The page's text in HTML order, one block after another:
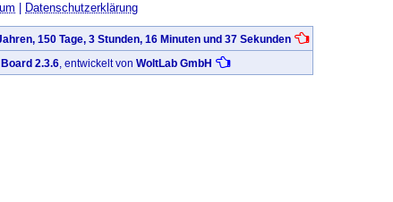
Datenschutzerklärung
150 Tage, 3 Stunden, 16 Minuten und 37 Sekunden
2.3.6, entwickelt von WoltLab GmbH